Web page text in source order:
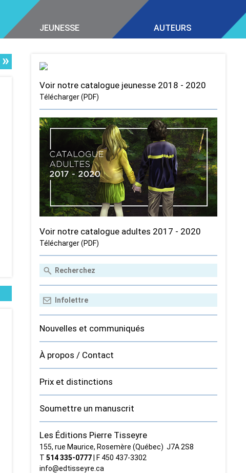
JEUNESSE AUTEURS
»
Voir notre catalogue jeunesse 2018 - 2020
Télécharger (PDF)
Voir notre catalogue adultes 2017 - 2020
Télécharger (PDF)
Nouvelles et communiqués
À propos / Contact
Prix et distinctions
Soumettre un manuscrit
Les Éditions Pierre Tisseyre
155, rue Maurice, Rosemère (Québec) J7A 2S8
T 514 335‑0777| F 450 437‑3302
info@edtisseyre.ca